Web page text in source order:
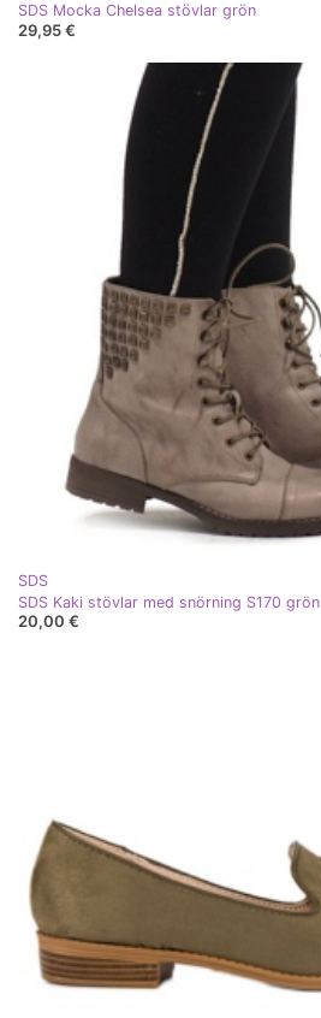
SDS Mocka Chelsea stövlar grön
29,95 €
SDS
SDS Kaki stövlar med snörning S170 grön
20,00 €